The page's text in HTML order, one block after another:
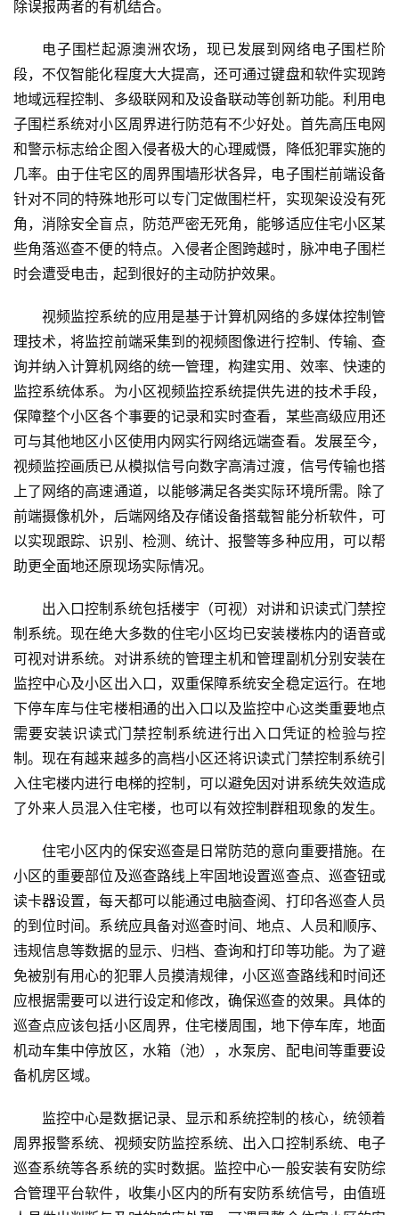
除误报两者的有机结合。
电子围栏起源澳洲农场，现已发展到网络电子围栏阶
段，不仅智能化程度大大提高，还可通过键盘和软件实现跨
地域远程控制、多级联网和及设备联动等创新功能。利用电
子围栏系统对小区周界进行防范有不少好处。首先高压电网
和警示标志给企图入侵者极大的心理威慑，降低犯罪实施的
几率。由于住宅区的周界围墙形状各异，电子围栏前端设备
针对不同的特殊地形可以专门定做围栏杆，实现架设没有死
角，消除安全盲点，防范严密无死角，能够适应住宅小区某
些角落巡查不便的特点。入侵者企图跨越时，脉冲电子围栏
时会遭受电击，起到很好的主动防护效果。
视频监控系统的应用是基于计算机网络的多媒体控制管
理技术，将监控前端采集到的视频图像进行控制、传输、查
询并纳入计算机网络的统一管理，构建实用、效率、快速的
监控系统体系。为小区视频监控系统提供先进的技术手段，
保障整个小区各个事要的记录和实时查看，某些高级应用还
可与其他地区小区使用内网实行网络远端查看。发展至今，
视频监控画质已从模拟信号向数字高清过渡，信号传输也搭
上了网络的高速通道，以能够满足各类实际环境所需。除了
前端摄像机外，后端网络及存储设备搭载智能分析软件，可
以实现跟踪、识别、检测、统计、报警等多种应用，可以帮
助更全面地还原现场实际情况。
出入口控制系统包括楼宇（可视）对讲和识读式门禁控
制系统。现在绝大多数的住宅小区均已安装楼栋内的语音或
可视对讲系统。对讲系统的管理主机和管理副机分别安装在
监控中心及小区出入口，双重保障系统安全稳定运行。在地
下停车库与住宅楼相通的出入口以及监控中心这类重要地点
需要安装识读式门禁控制系统进行出入口凭证的检验与控
制。现在有越来越多的高档小区还将识读式门禁控制系统引
入住宅楼内进行电梯的控制，可以避免因对讲系统失效造成
了外来人员混入住宅楼，也可以有效控制群租现象的发生。
住宅小区内的保安巡查是日常防范的意向重要措施。在
小区的重要部位及巡查路线上牢固地设置巡查点、巡查钮或
读卡器设置，每天都可以能通过电脑查阅、打印各巡查人员
的到位时间。系统应具备对巡查时间、地点、人员和顺序、
违规信息等数据的显示、归档、查询和打印等功能。为了避
免被别有用心的犯罪人员摸清规律，小区巡查路线和时间还
应根据需要可以进行设定和修改，确保巡查的效果。具体的
巡查点应该包括小区周界，住宅楼周围，地下停车库，地面
机动车集中停放区，水箱（池），水泵房、配电间等重要设
备机房区域。
监控中心是数据记录、显示和系统控制的核心，统领着
周界报警系统、视频安防监控系统、出入口控制系统、电子
巡查系统等各系统的实时数据。监控中心一般安装有安防综
合管理平台软件，收集小区内的所有安防系统信号，由值班